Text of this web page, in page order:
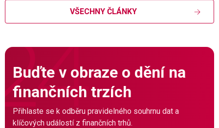
VŠECHNY ČLÁNKY
Buďte v obraze o dění na
finančních trzích
Přihlaste se k odběru pravidelného souhrnu dat a
klíčových událostí z finančních trhů.